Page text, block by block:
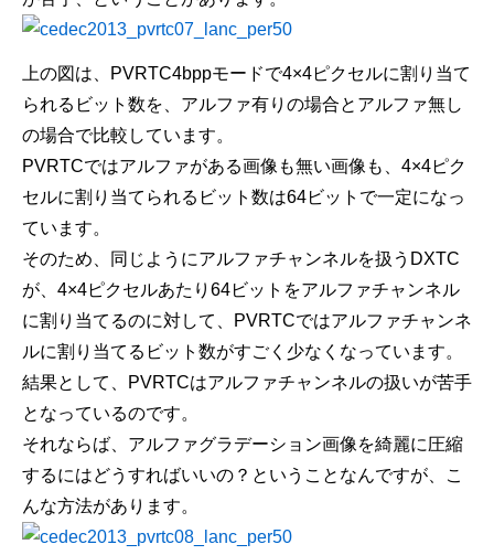
上の図は、PVRTC4bppモードで4×4ピクセルに割り当て
られるビット数を、アルファ有りの場合とアルファ無し
の場合で比較しています。
PVRTCではアルファがある画像も無い画像も、4×4ピク
セルに割り当てられるビット数は64ビットで一定になっ
ています。
そのため、同じようにアルファチャンネルを扱うDXTC
が、4×4ピクセルあたり64ビットをアルファチャンネル
に割り当てるのに対して、PVRTCではアルファチャンネ
ルに割り当てるビット数がすごく少なくなっています。
結果として、PVRTCはアルファチャンネルの扱いが苦手
となっているのです。
それならば、アルファグラデーション画像を綺麗に圧縮
するにはどうすればいいの？ということなんですが、こ
んな方法があります。